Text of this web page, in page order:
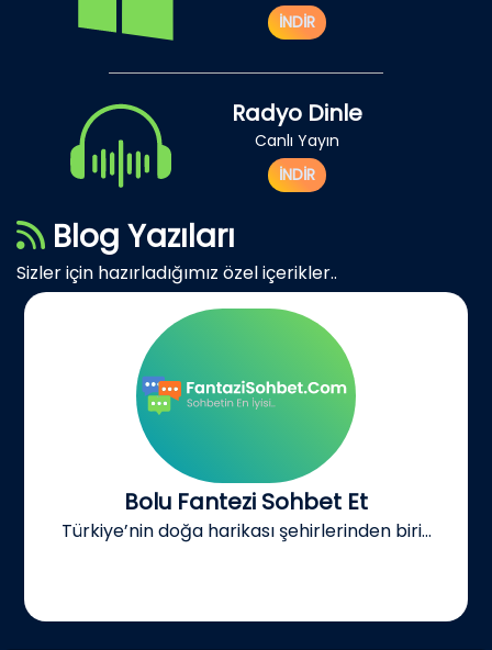
İNDİR
Radyo Dinle
Canlı Yayın
İNDİR
Blog Yazıları
Sizler için hazırladığımız özel içerikler..
Bolu Fantezi Sohbet Et
Türkiye’nin doğa harikası şehirlerinden biri...